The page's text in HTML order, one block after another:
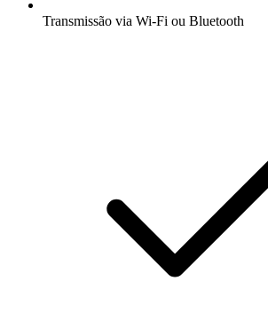
Transmissão via Wi-Fi ou Bluetooth